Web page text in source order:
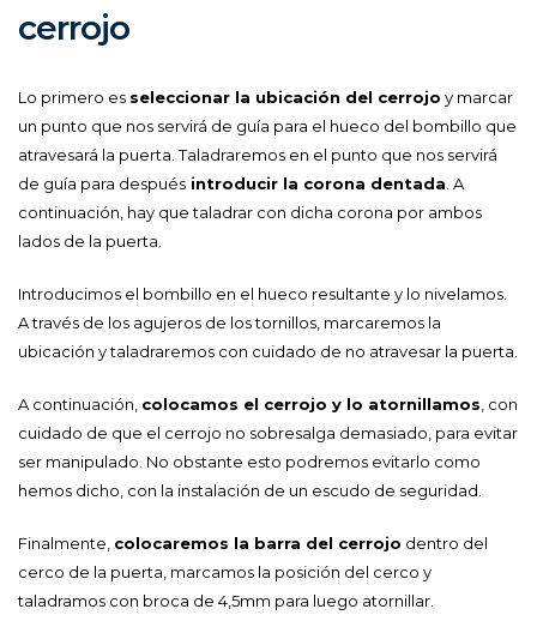
cerrojo
Lo primero es seleccionar la ubicación del cerrojo y marcar
un punto que nos servirá de guía para el hueco del bombillo que
atravesará la puerta. Taladraremos en el punto que nos servirá
de guía para después introducir la corona dentada . A
continuación, hay que taladrar con dicha corona por ambos
lados de la puerta.
Introducimos el bombillo en el hueco resultante y lo nivelamos.
A través de los agujeros de los tornillos, marcaremos la
ubicación y taladraremos con cuidado de no atravesar la puerta.
A continuación, colocamos el cerrojo y lo atornillamos , con
cuidado de que el cerrojo no sobresalga demasiado, para evitar
ser manipulado. No obstante esto podremos evitarlo como
hemos dicho, con la instalación de un escudo de seguridad.
Finalmente, colocaremos la barra del cerrojo dentro del
cerco de la puerta, marcamos la posición del cerco y
taladramos con broca de 4,5mm para luego atornillar.